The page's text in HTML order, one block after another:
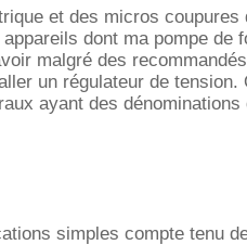
et des micros coupures
dont ma pompe de
malgré des
un régulateur de
ayant des dénominations
simples compte tenu